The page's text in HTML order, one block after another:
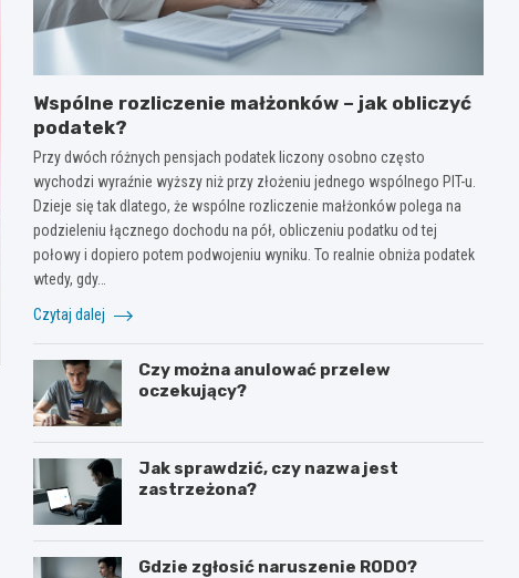
Wspólne rozliczenie małżonków – jak obliczyć
podatek?
Przy dwóch różnych pensjach podatek liczony osobno często
wychodzi wyraźnie wyższy niż przy złożeniu jednego wspólnego PIT-u.
Dzieje się tak dlatego, że wspólne rozliczenie małżonków polega na
podzieleniu łącznego dochodu na pół, obliczeniu podatku od tej
połowy i dopiero potem podwojeniu wyniku. To realnie obniża podatek
wtedy, gdy…
Czytaj dalej
Czy można anulować przelew
oczekujący?
Jak sprawdzić, czy nazwa jest
zastrzeżona?
Gdzie zgłosić naruszenie RODO?